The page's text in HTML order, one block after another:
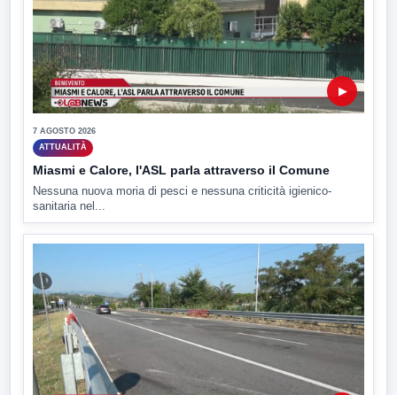
▶
7 AGOSTO 2026
ATTUALITÀ
Miasmi e Calore, l'ASL parla attraverso il Comune
Nessuna nuova moria di pesci e nessuna criticità igienico-
sanitaria nel...